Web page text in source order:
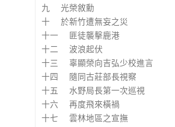
九 光榮敘勳
十 於新竹遭無妄之災
十一 匪徒襲擊鹿港
十二 波浪起伏
十三 辜顯榮向吉弘少校進言
十四 隨同古莊部長視察
十五 水野局長第一次巡視
十六 再度飛來橫禍
十七 雲林地區之宣撫